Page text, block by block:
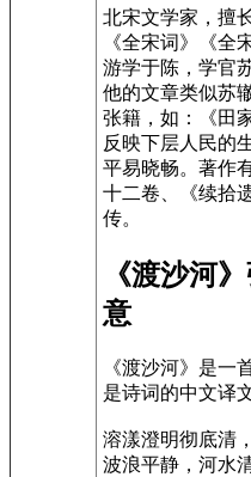
北宋文学家，擅
《全宋词》《全
游学于陈，学官
他的文章类似苏
张籍，如：《田
反映下层人民的
平易晓畅。著作
十二卷、《续拾
传。
《渡沙河
意
《渡沙河》是一
是诗词的中文译
溶漾澄明彻底清，
波浪平静，河水